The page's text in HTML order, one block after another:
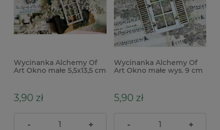
Wycinanka Alchemy Of
Art Okno małe 5,5x13,5 cm
3,90 zł
- +
Wycinanka Alchemy Of
Art Okno małe wys. 9 cm
5,90 zł
- +